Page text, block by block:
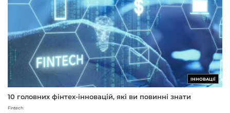
ІННОВАЦІЇ
10 головних фінтех-інновацій, які ви повинні знати
Fintech